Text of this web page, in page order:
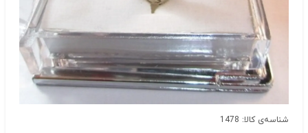
شناسه‌ی کالا: 1478